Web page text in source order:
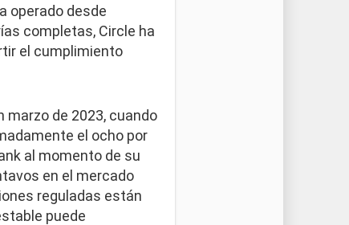
operado desde
completas, Circle ha
el cumplimiento
marzo de 2023, cuando
el ocho por
al momento de su
en el mercado
reguladas están
puede